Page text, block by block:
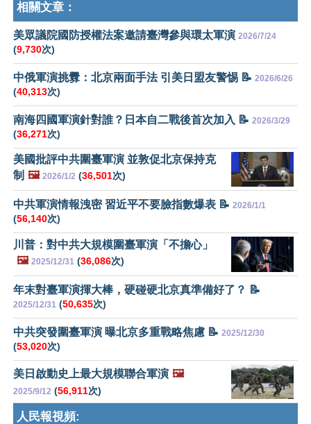
相關文章：
美眾議院國防授權法案邀請臺灣參與環太軍演 2026/7/24
(9,730次)
中俄軍演挑釁：北京兩面手法 引美日盟友警惕 📝 2026/6/26
(40,313次)
南海四國軍演針對誰？日本自二戰後首次加入 📝 2026/3/29
(36,271次)
美國批評中共圍臺軍演 並敦促北京保持克
制 🖼️ 2026/1/2 (36,501次)
中共軍演情報洩密 習近平不要臉指數爆表 📝 2026/1/1
(56,140次)
川普：對中共大規模圍臺軍演「不擔心」
🖼️ 2025/12/31 (36,086次)
年末對臺軍演揮大棒，硬碰硬北京真準備好了？ 📝
2025/12/31 (50,635次)
中共突發圍臺軍演 曝北京多重戰略焦慮 📝 2025/12/30
(53,020次)
美日啟動史上最大規模聯合軍演 🖼️
2025/9/12 (56,911次)
人民報視頻: